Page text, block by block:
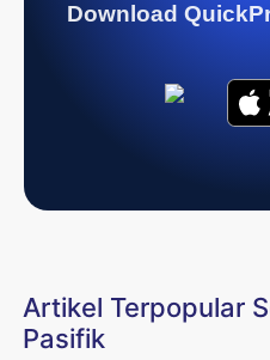
Download
Artikel Terpopular
Pasifik